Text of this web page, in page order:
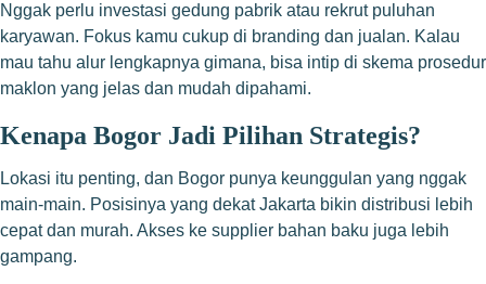
Nggak perlu investasi gedung pabrik atau rekrut puluhan
karyawan. Fokus kamu cukup di branding dan jualan. Kalau
mau tahu alur lengkapnya gimana, bisa intip di skema prosedur
maklon yang jelas dan mudah dipahami.
Kenapa Bogor Jadi Pilihan Strategis?
Lokasi itu penting, dan Bogor punya keunggulan yang nggak
main-main. Posisinya yang dekat Jakarta bikin distribusi lebih
cepat dan murah. Akses ke supplier bahan baku juga lebih
gampang.